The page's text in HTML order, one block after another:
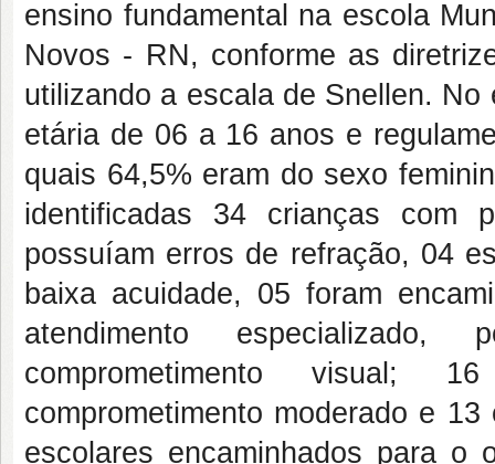
ensino fundamental na escola
Novos - RN, conforme as
utilizando a escala de Snellen.
etária de 06 a 16 anos e
quais 64,5% eram do sexo
identificadas 34 crianças com
possuíam erros de refração, 04
baixa acuidade, 05 foram
atendimento
comprometimento visual;
comprometimento moderado e
escolares encaminhados para o